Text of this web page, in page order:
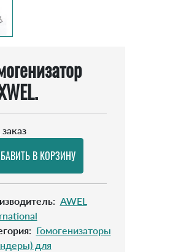
: AWEL
: Гомогенизаторы
для